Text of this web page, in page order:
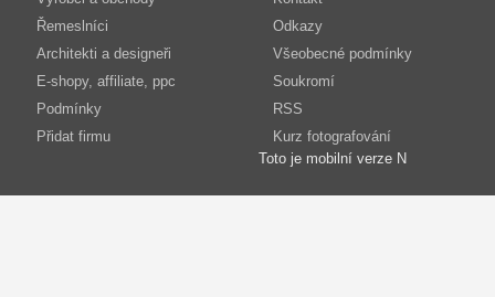
Řemeslníci
Architekti a designeři
E-shopy, affiliate, ppc
Podmínky
Přidat firmu
Odkazy
Všeobecné podmínky
Soukromí
RSS
Kurz fotografování
Toto je mobilní verze N